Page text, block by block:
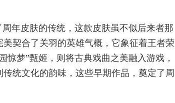
年皮肤的传统，这款皮肤虽不似后来者那
契合了关羽的英雄气概，它象征着王者荣
梦”甄姬，则将古典戏曲之美融入游戏，
统文化的韵味，这些早期作品，奠定了周